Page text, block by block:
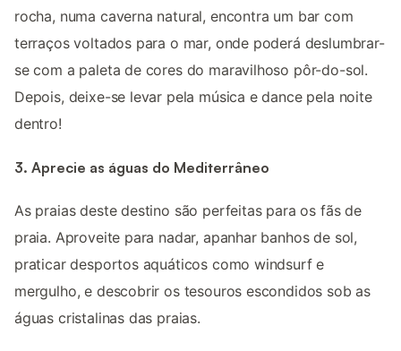
rocha, numa caverna natural, encontra um bar com
terraços voltados para o mar, onde poderá deslumbrar-
se com a paleta de cores do maravilhoso pôr-do-sol.
Depois, deixe-se levar pela música e dance pela noite
dentro!
3. Aprecie as águas do Mediterrâneo
As praias deste destino são perfeitas para os fãs de
praia. Aproveite para nadar, apanhar banhos de sol,
praticar desportos aquáticos como windsurf e
mergulho, e descobrir os tesouros escondidos sob as
águas cristalinas das praias.